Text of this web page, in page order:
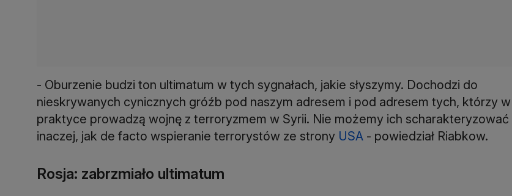
- Oburzenie budzi ton ultimatum w tych sygnałach, jakie słyszymy. Dochodzi do
nieskrywanych cynicznych gróźb pod naszym adresem i pod adresem tych, którzy w
praktyce prowadzą wojnę z terroryzmem w Syrii. Nie możemy ich scharakteryzować
inaczej, jak de facto wspieranie terrorystów ze strony USA - powiedział Riabkow.
Rosja: zabrzmiało ultimatum